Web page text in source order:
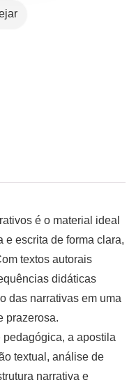
é o material ideal
e escrita de forma clara,
textos autorais
didáticas
das narrativas em uma
prazerosa.
a apostila
textual, análise de
narrativa e